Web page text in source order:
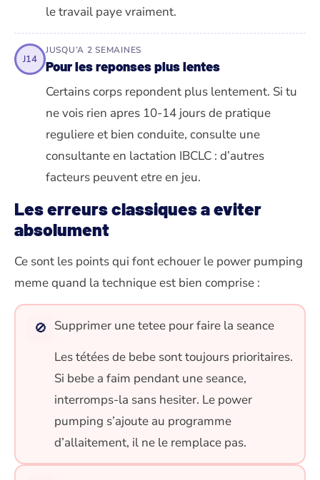
le travail paye vraiment.
J14
JUSQU’A 2 SEMAINES
Pour les reponses plus lentes
Certains corps repondent plus lentement. Si tu
ne vois rien apres 10-14 jours de pratique
reguliere et bien conduite, consulte une
consultante en lactation IBCLC : d’autres
facteurs peuvent etre en jeu.
Les erreurs classiques a eviter
absolument
Ce sont les points qui font echouer le power pumping
meme quand la technique est bien comprise :
🚫 Supprimer une tetee pour faire la seance
Les tétées de bebe sont toujours prioritaires.
Si bebe a faim pendant une seance,
interromps-la sans hesiter. Le power
pumping s’ajoute au programme
d’allaitement, il ne le remplace pas.